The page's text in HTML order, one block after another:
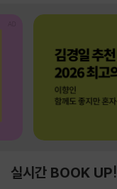
실시간 BOOK UP!